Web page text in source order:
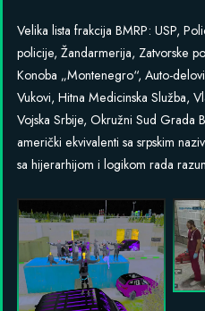
Velika lista frakcija BMRP: USP,
policije, Žandarmerija, Zatvorske
Konoba „Montenegro“, Auto-
Vukovi, Hitna Medicinska Služba,
Vojska Srbije, Okružni Sud Grada
američki ekvivalenti sa srpskim
sa hijerarhijom i logikom rada